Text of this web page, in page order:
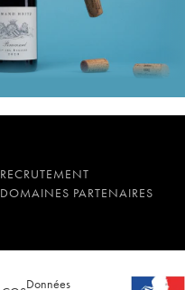
RECRUTEMENT
DOMAINES PARTENAIRES
Données